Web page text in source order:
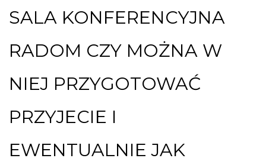
SALA KONFERENCYJNA
RADOM CZY MOŻNA W
NIEJ PRZYGOTOWAĆ
PRZYJECIE I
EWENTUALNIE JAK